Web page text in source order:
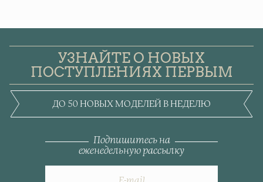
УЗНАЙТЕ О НОВЫХ
ПОСТУПЛЕНИЯХ ПЕРВЫМ
ДО 50 НОВЫХ МОДЕЛЕЙ В НЕДЕЛЮ
Подпишитесь на
еженедельную рассылку